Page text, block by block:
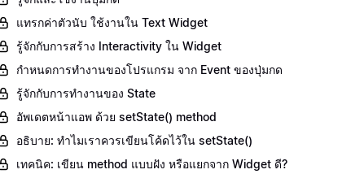
แทรกค่าตัวนับ ใช้งานใน Text Widget
รู้จักกับการสร้าง Interactivity ใน Widget
กำหนดการทำงานของโปรแกรม จาก Event ของปุ่มกด
รู้จักกับการทำงานของ State
อัพเดตหน้าแอพ ด้วย setState() method
อธิบาย: ทำไมเราควรเขียนโค้ดไว้ใน setState()
เทคนิค: เขียน method แบบฝัง หรือแยกจาก Widget ดี?